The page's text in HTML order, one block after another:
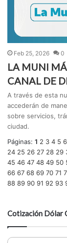
Feb 25, 2026 0
LA MUNI
CANAL DE
A través de esta
accederán de
sobre servicios,
ciudad.
Páginas: 1 2 3 4 5 6
24 25 26 27 28 29
45 46 47 48 49 50
66 67 68 69 70 71
88 89 90 91 92 93
Cotización Dólar